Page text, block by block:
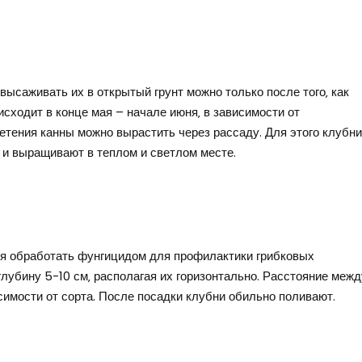
их в открытый грунт можно только после того‚ как
в конце мая – начале июня‚ в зависимости от
канны можно вырастить через рассаду. Для этого клубни
выращивают в теплом и светлом месте.
обработать фунгицидом для профилактики грибковых
5-10 см‚ располагая их горизонтально. Расстояние
от сорта. После посадки клубни обильно поливают.